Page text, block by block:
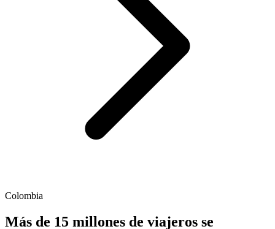
Colombia
Más de 15 millones de viajeros se